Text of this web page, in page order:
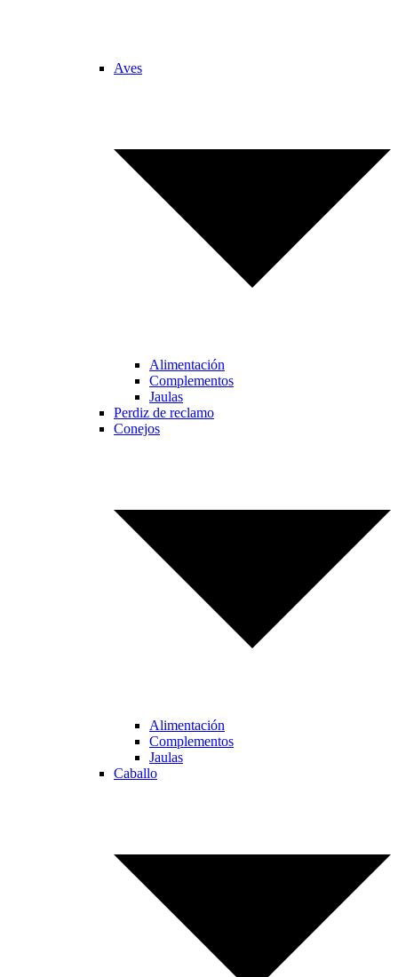
Aves
Alimentación
Complementos
Jaulas
Perdiz de reclamo
Conejos
Alimentación
Complementos
Jaulas
Caballo